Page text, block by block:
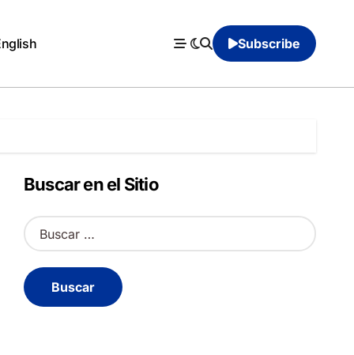
Subscribe
Buscar en el Sitio
B
u
c
a